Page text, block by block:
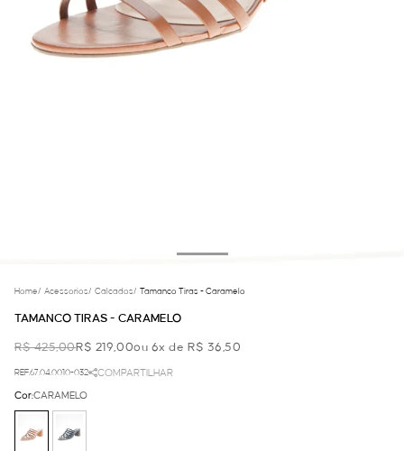
Home/ Acessorios/ Calcados/ Tamanco Tiras - Caramelo
TAMANCO TIRAS - CARAMELO
R$ 425,00R$ 219,00ou 6x de R$ 36,50
REF.67.04.0010-032 COMPARTILHAR
Cor:CARAMELO